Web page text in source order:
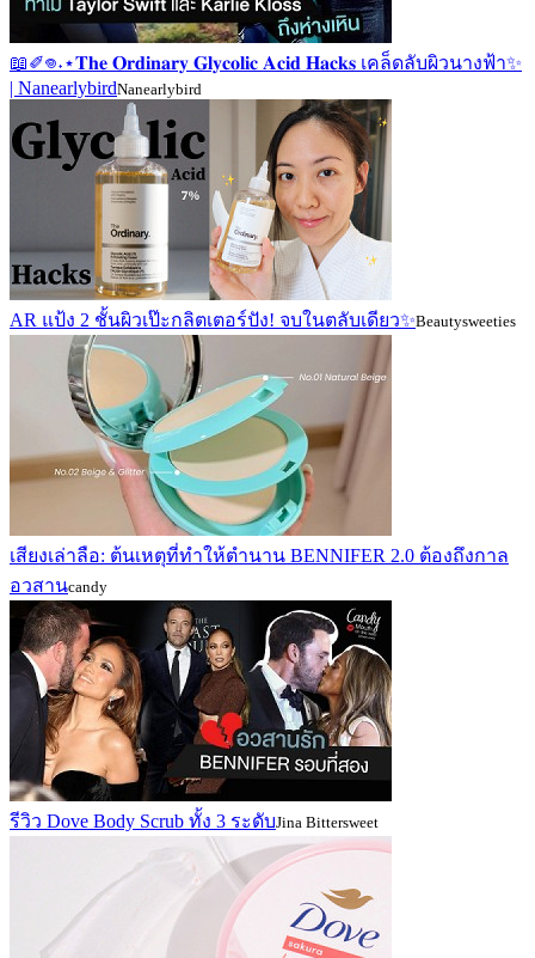
📖✐𖦹˖⋆𝐓𝐡𝐞 𝐎𝐫𝐝𝐢𝐧𝐚𝐫𝐲 𝐆𝐥𝐲𝐜𝐨𝐥𝐢𝐜 𝐀𝐜𝐢𝐝 𝐇𝐚𝐜𝐤𝐬 เคล็ดลับผิวนางฟ้า✨
| NanearlybirdNanearlybird
AR แป้ง 2 ชั้นผิวเป๊ะกลิตเตอร์ปัง! จบในตลับเดียว✨Beautysweeties
เสียงเล่าลือ: ต้นเหตุที่ทำให้ตำนาน BENNIFER 2.0 ต้องถึงกาล
อวสานcandy
รีวิว Dove Body Scrub ทั้ง 3 ระดับJina Bittersweet